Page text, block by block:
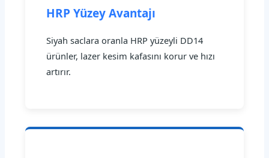
HRP Yüzey Avantajı
Siyah saclara oranla HRP yüzeyli DD14
ürünler, lazer kesim kafasını korur ve hızı
artırır.